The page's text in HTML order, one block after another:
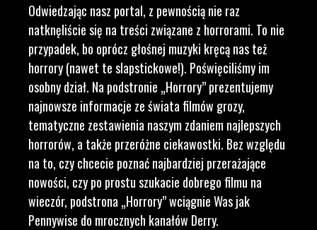
Odwiedzając nasz portal, z pewnością nie raz
natknęliście się na treści związane z horrorami. To nie
przypadek, bo oprócz głośnej muzyki kręcą nas też
horrory (nawet te slapstickowe!). Poświęciliśmy im
osobny dział. Na podstronie „Horrory” prezentujemy
najnowsze informacje ze świata filmów grozy,
tematyczne zestawienia naszym zdaniem najlepszych
horrorów, a także przeróżne ciekawostki. Bez względu
na to, czy chcecie poznać najbardziej przerażające
nowości, czy po prostu szukacie dobrego filmu na
wieczór, podstrona „Horrory” wciągnie Was jak
Pennywise do mrocznych kanałów Derry.